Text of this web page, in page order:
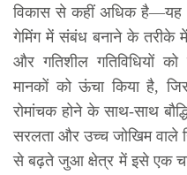
विकास से कहीं अधिक है—यह
गेमिंग में संबंध बनाने के तरीके
और गतिशील गतिविधियों
मानकों को ऊंचा किया है,
रोमांचक होने के साथ-साथ
सरलता और उच्च जोखिम वाले
से बढ़ते जुआ क्षेत्र में इसे एक